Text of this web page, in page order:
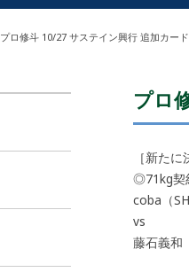
プロ修斗 10/27 サステイン興行 追加カー
プロ
［新た
◎71kg契
coba（
vs
藤石義和